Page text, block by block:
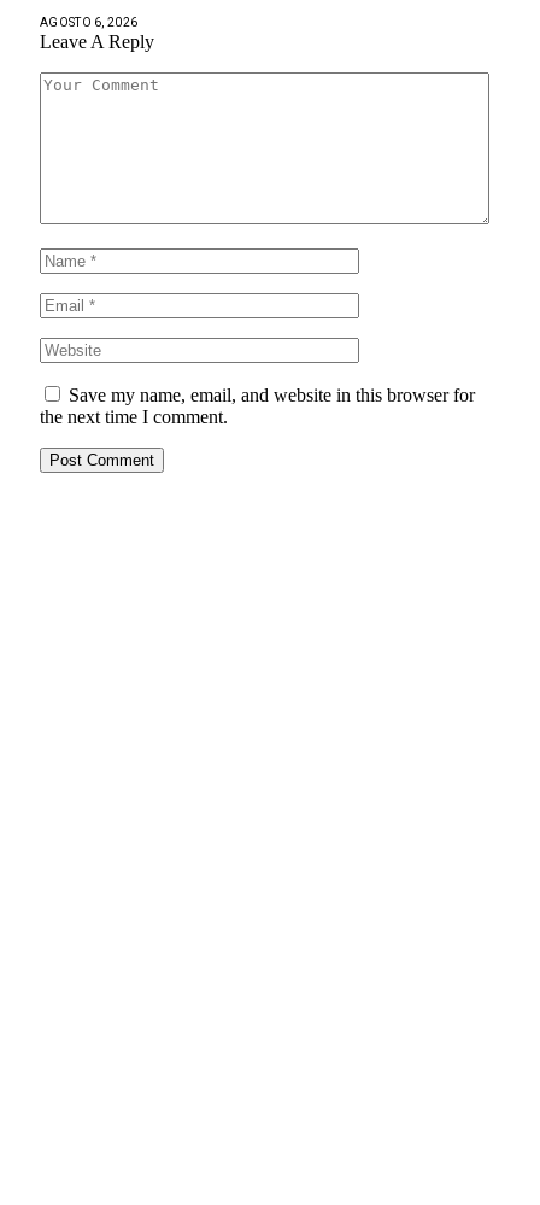
AGOSTO 6, 2026
Leave A Reply
Save my name, email, and website in this browser for
the next time I comment.